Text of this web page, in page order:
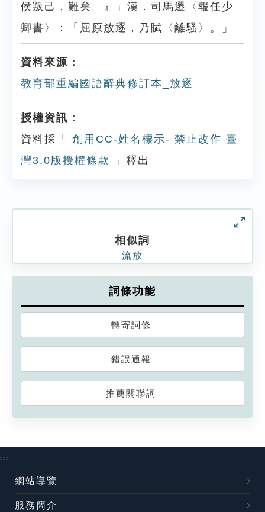
侯叛己，難矣。』」漢．司馬遷〈報任少
卿書〉：「屈原放逐，乃賦〈離騷〉。」
資料來源：
教育部重編國語辭典修訂本_放逐
授權資訊：
資料採「
創用CC-姓名標示- 禁止改作 臺
灣3.0版授權條款
」釋出
相似詞
流放
詞條功能
轉寄詞條
錯誤通報
推薦關聯詞
:::
網站導覽
服務簡介